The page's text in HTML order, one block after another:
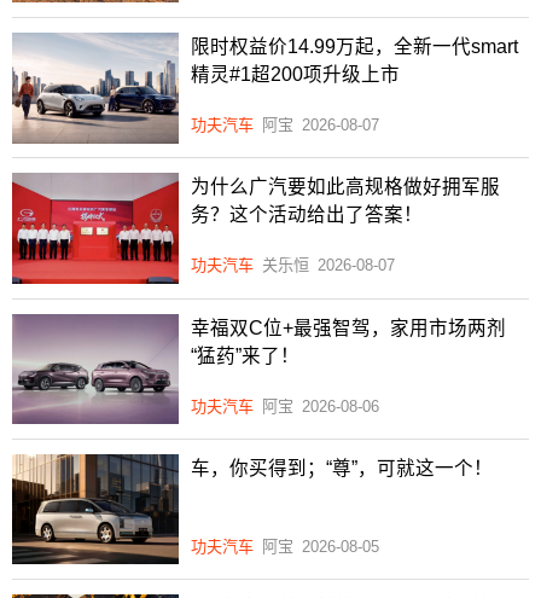
限时权益价14.99万起，全新一代smart
精灵#1超200项升级上市
功夫汽车 阿宝 2026-08-07
为什么广汽要如此高规格做好拥军服
务？这个活动给出了答案！
功夫汽车 关乐恒 2026-08-07
幸福双C位+最强智驾，家用市场两剂
“猛药”来了！
功夫汽车 阿宝 2026-08-06
车，你买得到；“尊”，可就这一个！
功夫汽车 阿宝 2026-08-05